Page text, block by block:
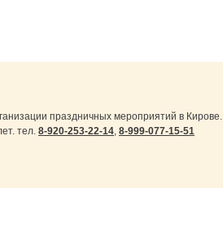
праздничных мероприятий в Кирове.
тел. 8-920-253-22-14, 8-999-077-15-51